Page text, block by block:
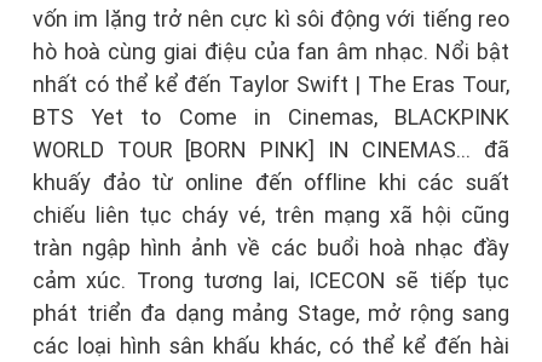
vốn im lặng trở nên cực kì sôi động với tiếng reo
hò hoà cùng giai điệu của fan âm nhạc. Nổi bật
nhất có thể kể đến Taylor Swift | The Eras Tour,
BTS Yet to Come in Cinemas, BLACKPINK
WORLD TOUR [BORN PINK] IN CINEMAS… đã
khuấy đảo từ online đến offline khi các suất
chiếu liên tục cháy vé, trên mạng xã hội cũng
tràn ngập hình ảnh về các buổi hoà nhạc đầy
cảm xúc. Trong tương lai, ICECON sẽ tiếp tục
phát triển đa dạng mảng Stage, mở rộng sang
các loại hình sân khấu khác, có thể kể đến hài